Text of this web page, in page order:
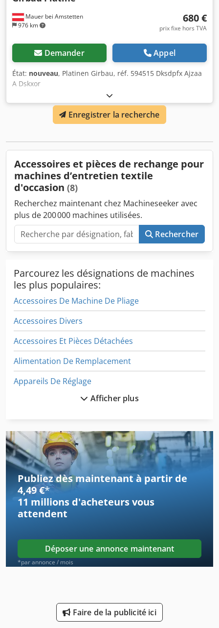
Mauer bei Amstetten
976 km
680 €
prix fixe hors TVA
Demander Appel
État: nouveau, Platinen Girbau, réf. 594515 Dksdpfx Ajzaa
A Dskxor
Enregistrer la recherche
Accessoires et pièces de rechange pour
machines d’entretien textile
d'occasion (8)
Recherchez maintenant chez Machineseeker avec
plus de 200 000 machines utilisées.
Rechercher
Parcourez les désignations de machines
les plus populaires:
Accessoires De Machine De Pliage
Accessoires Divers
Accessoires Et Pièces Détachées
Alimentation De Remplacement
Appareils De Réglage
Autres Accessoires
Comptoir De Vente
Dispositif De Commande
Dispositif De Conduite
Dispositif De Fixation
Dispositif De Tournage
En Voiture
Ex Centre De Presse
Lame De Rechange
Afficher plus
Publiez dès maintenant à partir de
4,49 €*
11 millions d'acheteursvous
attendent
Déposer une annonce maintenant
*par annonce / mois
Faire de la publicité ici